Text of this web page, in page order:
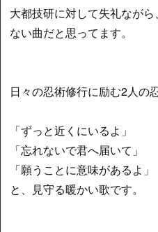
大都技研に対して失礼なが
ない曲だと思ってます。
日々の忍術修行に励む2人の
「ずっと近くにいるよ」
「忘れないで君へ届いて」
「願うことに意味があるよ」
と、見守る暖かい歌です。